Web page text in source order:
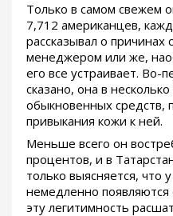
Только в самом свежем
7,712 американцев,
рассказывал о причинах
менеджером или же,
его все устраивает. Во-
сказано, она в
обыкновенных средств,
привыкания кожи к ней.
Меньше всего он
процентов, и в
только выясняется, что
немедленно
эту легитимность